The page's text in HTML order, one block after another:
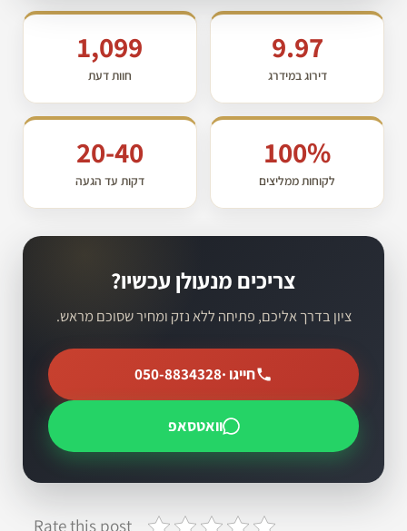
9.97
דירוג במידרג
1,099
חוות דעת
100%
לקוחות ממליצים
20-40
דקות עד הגעה
צריכים מנעולן עכשיו?
ציון בדרך אליכם, פתיחה ללא נזק ומחיר שסוכם מראש.
חייגו ·050-8834328
וואטסאפ
Rate this post